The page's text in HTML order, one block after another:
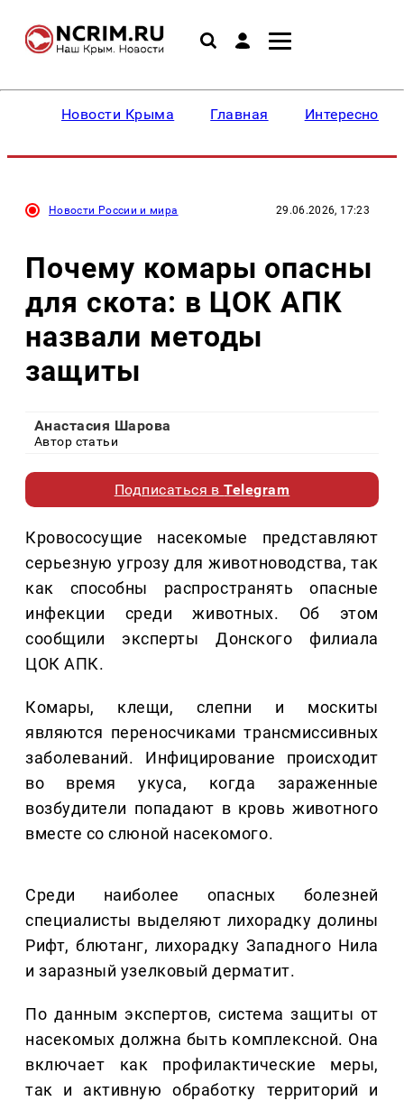
Новости Крыма Главная Интересное
Новости России и мира 29.06.2026, 17:23
Почему комары опасны
для скота: в ЦОК АПК
назвали методы
защиты
Анастасия Шарова
Автор статьи
Подписаться вTelegram
Кровососущие насекомые представляют
серьезную угрозу для животноводства, так
как способны распространять опасные
инфекции среди животных. Об этом
сообщили эксперты Донского филиала
ЦОК АПК.
Комары, клещи, слепни и москиты
являются переносчиками трансмиссивных
заболеваний. Инфицирование происходит
во время укуса, когда зараженные
возбудители попадают в кровь животного
вместе со слюной насекомого.
Среди наиболее опасных болезней
специалисты выделяют лихорадку долины
Рифт, блютанг, лихорадку Западного Нила
и заразный узелковый дерматит.
По данным экспертов, система защиты от
насекомых должна быть комплексной. Она
включает как профилактические меры,
так и активную обработку территорий и